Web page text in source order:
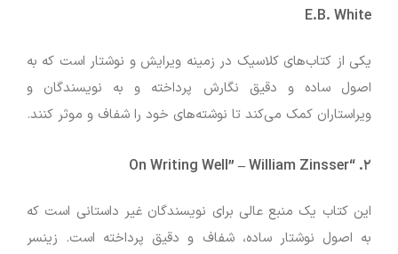
E.B. White
یکی از کتاب‌های کلاسیک در زمینه ویرایش و نوشتار است که به
اصول ساده و دقیق نگارش پرداخته و به نویسندگان و
ویراستاران کمک می‌کند تا نوشته‌های خود را شفاف و موثر کنند.
۲. “On Writing Well”
–William Zinsser
این کتاب یک منبع عالی برای نویسندگان غیر داستانی است که
به اصول نوشتار ساده، شفاف و دقیق پرداخته است. زینسر